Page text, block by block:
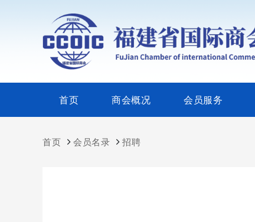
首页 商会概况 会员服务
首页 会员名录 招聘